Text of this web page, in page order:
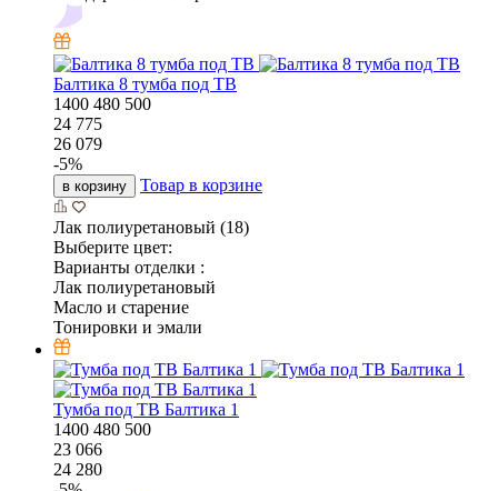
Балтика 8 тумба под ТВ
1400 480 500
24 775
26 079
-5%
в корзину Товар в корзине
Лак полиуретановый (18)
Выберите цвет:
Варианты отделки :
Лак полиуретановый
Масло и старение
Тонировки и эмали
Тумба под ТВ Балтика 1
1400 480 500
23 066
24 280